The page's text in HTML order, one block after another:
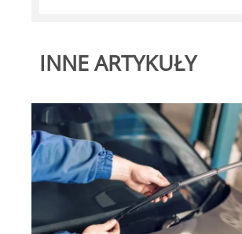
INNE ARTYKUŁY